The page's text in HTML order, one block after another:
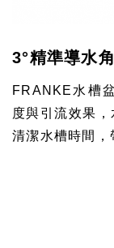
3°精準導水
FRANKE水槽
度與引流效果
清潔水槽時間，